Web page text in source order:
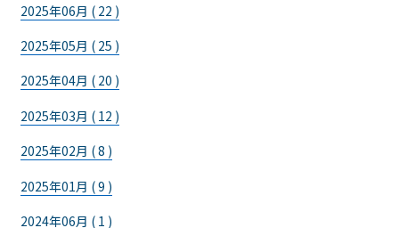
2025年06月 ( 22 )
2025年05月 ( 25 )
2025年04月 ( 20 )
2025年03月 ( 12 )
2025年02月 ( 8 )
2025年01月 ( 9 )
2024年06月 ( 1 )